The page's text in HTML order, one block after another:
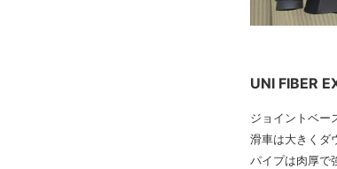
UNI FIBER
ジョイントベー
滑車は大きくダ
パイプは肉厚で